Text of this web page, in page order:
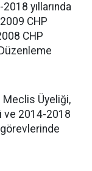
yıllarında
CHP
CHP
Meclis Üyeliği,
ve 2014-2018
görevlerinde